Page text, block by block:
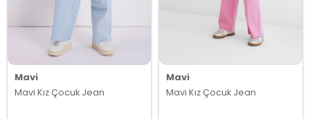
Mavi
Mavi Kız Çocuk Jean
Mavi
Mavi Kız Çocuk Jean